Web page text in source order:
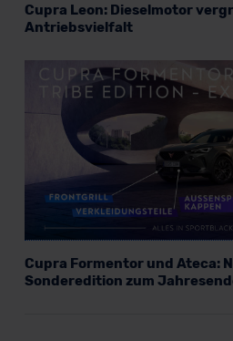
Cupra Leon: Dieselmotor
Antriebsvielfalt
Cupra Formentor und Ateca:
Sonderedition zum